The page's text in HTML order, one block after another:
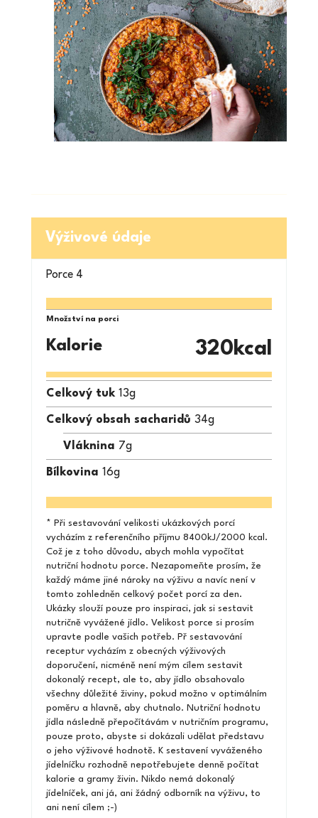
Výživové údaje
Porce 4
Množství na porci
Kalorie 320kcal
Celkový tuk 13g
Celkový obsah sacharidů 34g
Vláknina 7g
Bílkovina 16g
* Při sestavování velikosti ukázkových porcí
vycházím z referenčního příjmu 8400kJ/2000 kcal.
Což je z toho důvodu, abych mohla vypočítat
nutriční hodnotu porce. Nezapomeňte prosím, že
každý máme jiné nároky na výživu a navíc není v
tomto zohledněn celkový počet porcí za den.
Ukázky slouží pouze pro inspiraci, jak si sestavit
nutričně vyvážené jídlo. Velikost porce si prosím
upravte podle vašich potřeb. Př sestavování
receptur vycházím z obecných výživových
doporučení, nicméně není mým cílem sestavit
dokonalý recept, ale to, aby jídlo obsahovalo
všechny důležité živiny, pokud možno v optimálním
poměru a hlavně, aby chutnalo. Nutriční hodnotu
jídla následně přepočítávám v nutričním programu,
pouze proto, abyste si dokázali udělat představu
o jeho výživové hodnotě. K sestavení vyváženého
jídelníčku rozhodně nepotřebujete denně počítat
kalorie a gramy živin. Nikdo nemá dokonalý
jídelníček, ani já, ani žádný odborník na výživu, to
ani není cílem ;-)